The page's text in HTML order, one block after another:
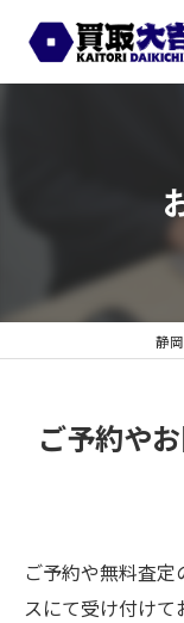
静
ご予約や
ご予約や無料査
スにて受け付けて